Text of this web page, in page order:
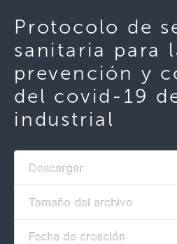
Protocolo de
sanitaria para
prevención y
del covid-19
industrial
Descargar
Tamaño del archivo
Fecha de creación